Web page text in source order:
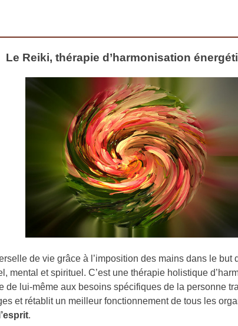
Le Reiki, thérapie d’harmonisation
de vie grâce à l’imposition des mains dans le but
mental et spirituel. C’est une thérapie holistique
de lui-même aux besoins spécifiques de la personne
et rétablit un meilleur fonctionnement de tous les
.